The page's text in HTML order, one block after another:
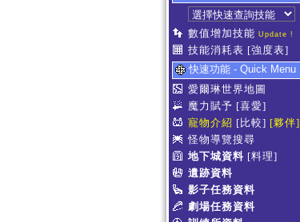
數值增加技能 Update !
技能消耗表 [強度表]
快速功能 - Quick Menu
愛爾琳世界地圖
魔力賦予 [喜愛]
寵物介紹 [比較] [夥伴]
怪物導覽搜尋
地下城資料 [料理]
遺跡資料
影子任務資料
劇場任務資料